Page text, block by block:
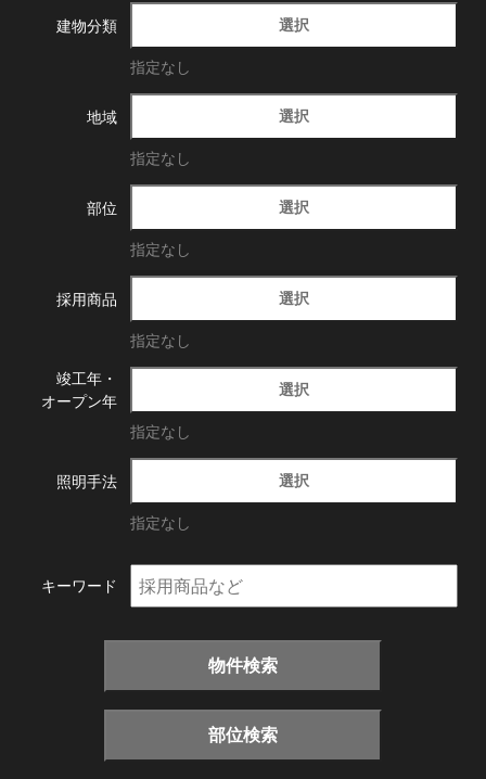
建物分類 選択
指定なし
地域 選択
指定なし
部位 選択
指定なし
採用商品 選択
指定なし
竣工年・
オープン年
選択
指定なし
照明手法 選択
指定なし
キーワード
物件検索
部位検索